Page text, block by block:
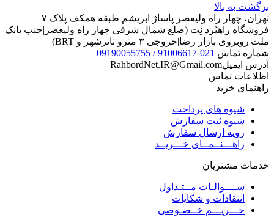
برگشت به بالا
تهران، چهار راه ولیعصر پاساژ ابریشم طبقه همکف پلاک ۷
فروشگاه راهبُرد نِت (ضلع شمال شرقی چهار راه ولیعصر|جنب بانک
ملت|روبروی بازار رضا|خروجی ۳ مترو تاترشهر و BRT)‎‎
شماره تماس 021-91006617 / 09190055755
آدرس ایمیلRahbordNet.IR@Gmail.com
اطلاعات تماس
راهنمای خرید
شیوه های پرداخت
شیوه ثبت سفارش
رویه ارسال سفارش
راهـــنــمــای خـــریــد
خدمات مشتریان
ســــوالـات مــتـداول
انتقادات و شکایات
حـــریـــم خــصـوصی